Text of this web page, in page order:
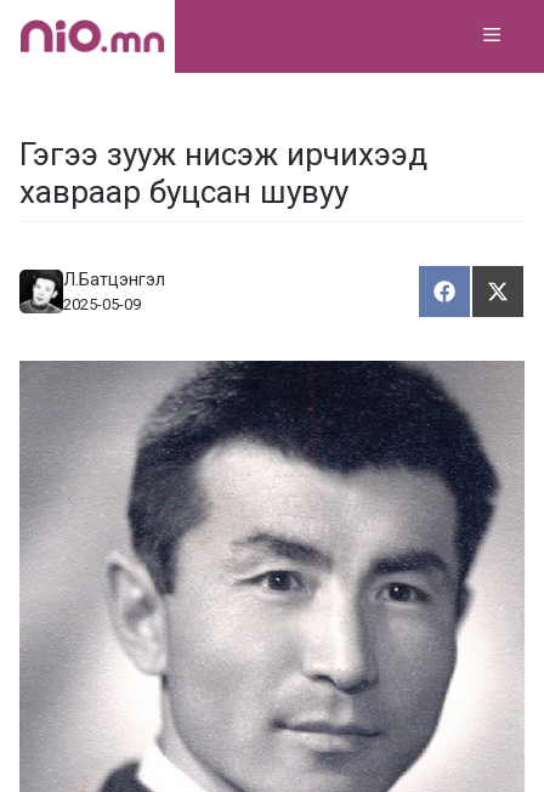
Skip
Гэгээ зууж нисэж ирчихээд
хавраар буцсан шувуу
Л.Батцэнгэл
2025-05-09
Х
у
а
а
л
ц
а
х
Т
ү
э
э
х